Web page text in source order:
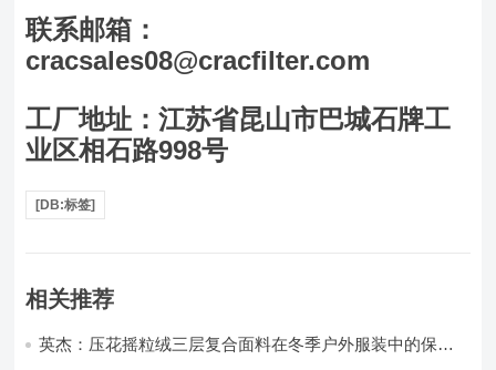
联系邮箱：
cracsales08@cracfilter.com
工厂地址：江苏省昆山市巴城石牌工
业区相石路998号
[DB:标签]
相关推荐
英杰：压花摇粒绒三层复合面料在冬季户外服装中的保暖